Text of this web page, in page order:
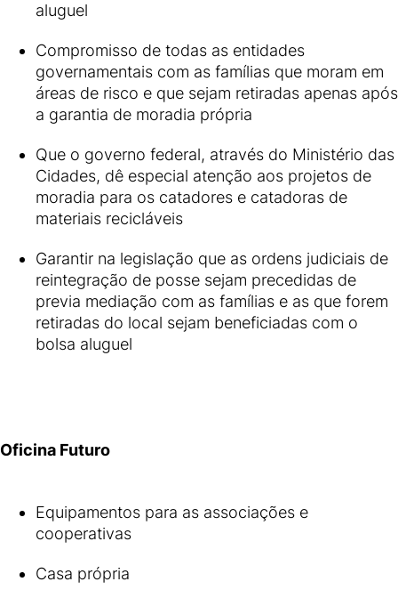
aluguel
Compromisso de todas as entidades
governamentais com as famílias que moram em
áreas de risco e que sejam retiradas apenas após
a garantia de moradia própria
Que o governo federal, através do Ministério das
Cidades, dê especial atenção aos projetos de
moradia para os catadores e catadoras de
materiais recicláveis
Garantir na legislação que as ordens judiciais de
reintegração de posse sejam precedidas de
previa mediação com as famílias e as que forem
retiradas do local sejam beneficiadas com o
bolsa aluguel
Oficina Futuro
Equipamentos para as associações e
cooperativas
Casa própria